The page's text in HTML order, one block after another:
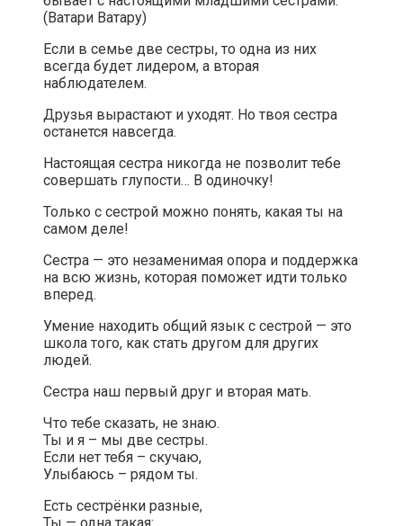
(Ватари Ватару)
Если в семье две сестры, то одна из них
всегда будет лидером, а вторая
наблюдателем.
Друзья вырастают и уходят. Но твоя сестра
останется навсегда.
Настоящая сестра никогда не позволит тебе
совершать глупости… В одиночку!
Только с сестрой можно понять, какая ты на
самом деле!
Сестра — это незаменимая опора и поддержка
на всю жизнь, которая поможет идти только
вперед.
Умение находить общий язык с сестрой — это
школа того, как стать другом для других
людей.
Сестра наш первый друг и вторая мать.
Что тебе сказать, не знаю.
Ты и я – мы две сестры.
Если нет тебя – скучаю,
Улыбаюсь – рядом ты.
Есть сестрёнки разные,